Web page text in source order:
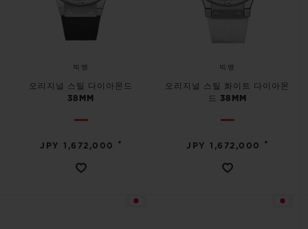
빅뱅
오리지널 스틸 다이아몬드
38MM
JPY 1,672,000 •
빅뱅
오리지널 스틸 화이트 다이아몬
드 38MM
JPY 1,672,000 •